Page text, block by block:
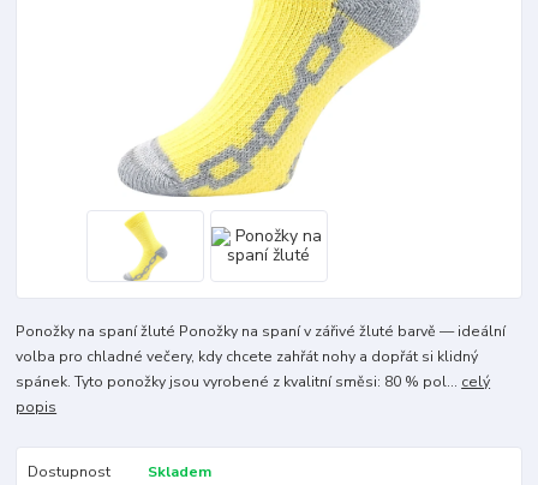
Ponožky na spaní žluté Ponožky na spaní v zářivé žluté barvě — ideální
volba pro chladné večery, kdy chcete zahřát nohy a dopřát si klidný
spánek. Tyto ponožky jsou vyrobené z kvalitní směsi: 80 % pol... celý
popis
Dostupnost
Skladem